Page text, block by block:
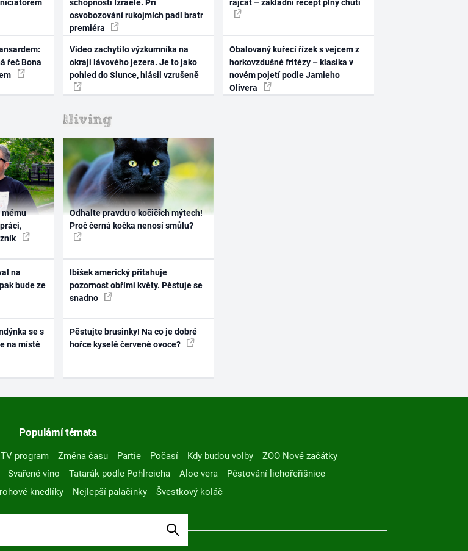
řeč Bona
schopnosti Izraele. Při
osvobozování rukojmích padl bratr
premiéra
Video zachytilo výzkumníka na
okraji lávového jezera. Je to jako
pohled do Slunce, hlásil vzrušeně
rajčat – základní recept plný chuti
Obalovaný kuřecí řízek s vejcem z
horkovzdušné fritézy – klasika v
novém pojetí podle Jamieho
Olivera
mému
na
bude ze
se s
na místě
Odhalte pravdu o kočičích mýtech!
Proč černá kočka nenosí smůlu?
Ibišek americký přitahuje
pozornost obřími květy. Pěstuje se
snadno
Pěstujte brusinky! Na co je dobré
hořce kyselé červené ovoce?
Populární témata
TV program Změna času Partie Počasí Kdy budou volby
ZOO Nové začátky
Svařené víno Tatarák podle Pohlreicha Aloe vera
Pěstování lichořeřišnice
knedlíky Nejlepší palačinky Švestkový koláč